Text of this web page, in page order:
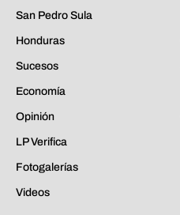
San Pedro Sula
Honduras
Sucesos
Economía
Opinión
LP Verifica
Fotogalerías
Videos